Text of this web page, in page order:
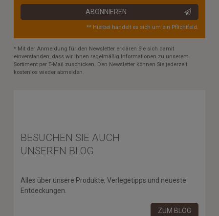
ABONNIEREN
** Hierbei handelt es sich um ein Pflichtfeld.
* Mit der Anmeldung für den Newsletter erklären Sie sich damit
einverstanden, dass wir Ihnen regelmäßig Informationen zu unserem
Sortiment per E-Mail zuschicken. Den Newsletter können Sie jederzeit
kostenlos wieder abmelden.
BESUCHEN SIE AUCH
UNSEREN BLOG
Alles über unsere Produkte, Verlegetipps und neueste
Entdeckungen.
ZUM BLOG